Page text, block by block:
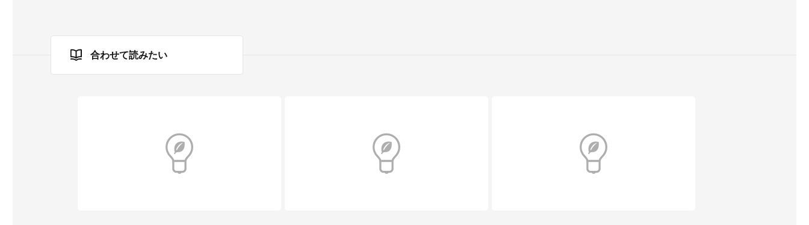
合わせて読みたい